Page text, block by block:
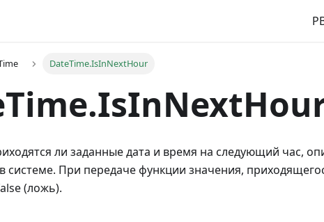
DateTime.IsInNextHour
ли заданные дата и время на следующий час,
системе. При передаче функции значения,
(ложь).